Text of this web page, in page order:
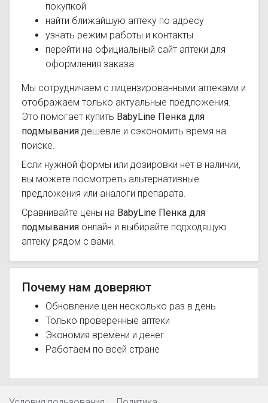
покупкой
найти ближайшую аптеку по адресу
узнать режим работы и контакты
перейти на официальный сайт аптеки для
оформления заказа
Мы сотрудничаем с лицензированными аптеками и
отображаем только актуальные предложения.
Это помогает купить BabyLine Пенка для
подмывания дешевле и сэкономить время на
поиске.
Если нужной формы или дозировки нет в наличии,
вы можете посмотреть альтернативные
предложения или аналоги препарата.
Сравнивайте цены на BabyLine Пенка для
подмывания онлайн и выбирайте подходящую
аптеку рядом с вами.
Почему нам доверяют
Обновление цен несколько раз в день
Только проверенные аптеки
Экономия времени и денег
Работаем по всей стране